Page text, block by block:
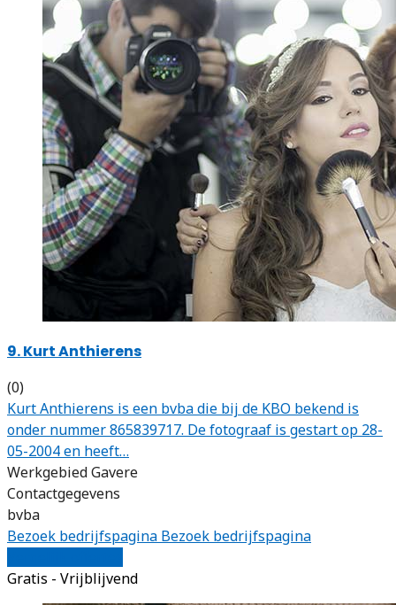
9. Kurt Anthierens
(0)
Kurt Anthierens is een bvba die bij de KBO bekend is
onder nummer 865839717. De fotograaf is gestart op 28-
05-2004 en heeft…
Werkgebied Gavere
Contactgegevens
bvba
Bezoek bedrijfspagina Bezoek bedrijfspagina
Gratis - Vrijblijvend